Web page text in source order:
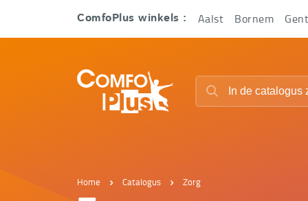
Home Catalogus Zorg
ComfoPlus winkels : Aalst Bornem Gent
ComfoPlus
Homepagina
Zoeken
Zoeken